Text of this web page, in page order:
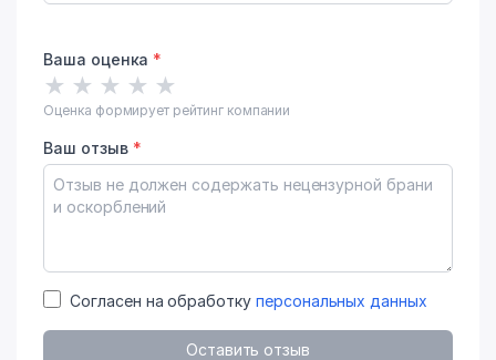
Ваша оценка *
★ ★ ★ ★ ★
Оценка формирует рейтинг компании
Ваш отзыв *
Согласен на обработку персональных данных
Оставить отзыв